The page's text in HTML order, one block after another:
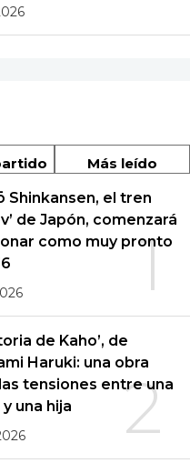
Más leído
1
Shinkansen, el tren
de Japón, comenzará
como muy pronto
2
de Kaho’, de
Haruki: una obra
tensiones entre una
una hija